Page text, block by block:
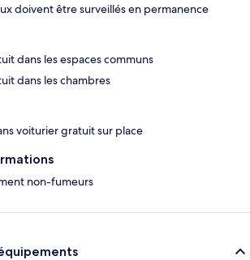
doivent être surveillés en permanence
dans les espaces communs
dans les chambres
voiturier gratuit sur place
non-fumeurs